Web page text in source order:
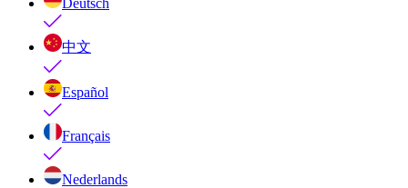
中文
Español
Français
Nederlands